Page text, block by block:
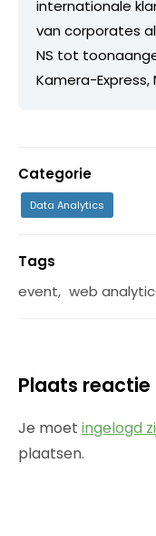
internationale
van corporates
NS tot
Kamera-Express,
Categorie
Data Analytics
Tags
event, web
Plaats reactie
Je moet ingelogd
plaatsen.